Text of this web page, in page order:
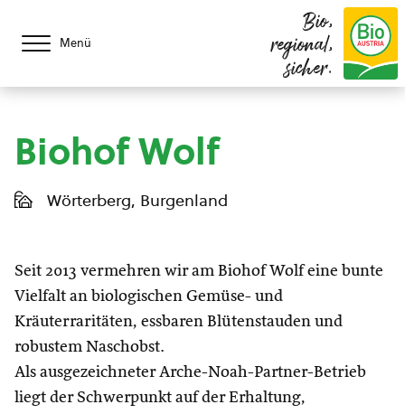
Menü
Bio,
regional,
sicher.
Biohof Wolf
Wörterberg, Burgenland
Seit 2013 vermehren wir am Biohof Wolf eine bunte
Vielfalt an biologischen Gemüse- und
Kräuterraritäten, essbaren Blütenstauden und
robustem Naschobst.
Als ausgezeichneter Arche-Noah-Partner-Betrieb
liegt der Schwerpunkt auf der Erhaltung,